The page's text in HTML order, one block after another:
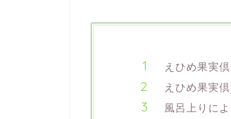
えひめ果実
えひめ果実
風呂上りに